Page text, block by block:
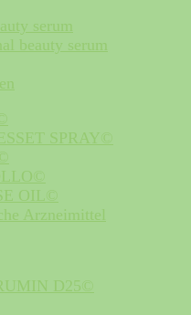
serum
beauty serum
SPRAY©
OIL©
Arzneimittel
D25©